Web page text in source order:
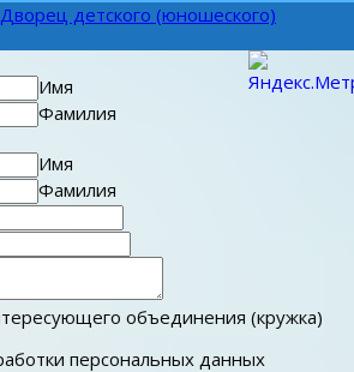
детского (юношеского)
Имя
Фамилия
Имя
Фамилия
объединения (кружка)
персональных данных